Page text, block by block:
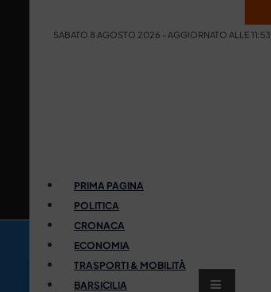
SABATO 8 AGOSTO 2026 - AGGIORNATO ALLE 11:53
PRIMA PAGINA
POLITICA
CRONACA
ECONOMIA
TRASPORTI & MOBILITÀ
BARSICILIA